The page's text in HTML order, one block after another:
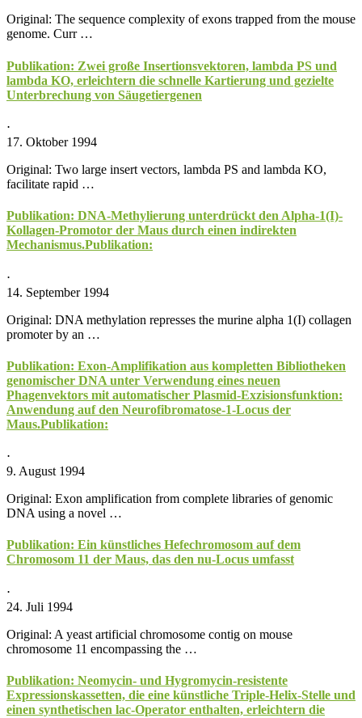
Original: The sequence complexity of exons trapped from the mouse
genome. Curr …
Publikation: Zwei große Insertionsvektoren, lambda PS und
lambda KO, erleichtern die schnelle Kartierung und gezielte
Unterbrechung von Säugetiergenen
⋅
17. Oktober 1994
Original: Two large insert vectors, lambda PS and lambda KO,
facilitate rapid …
Publikation: DNA-Methylierung unterdrückt den Alpha-1(I)-
Kollagen-Promotor der Maus durch einen indirekten
Mechanismus.Publikation:
⋅
14. September 1994
Original: DNA methylation represses the murine alpha 1(I) collagen
promoter by an …
Publikation: Exon-Amplifikation aus kompletten Bibliotheken
genomischer DNA unter Verwendung eines neuen
Phagenvektors mit automatischer Plasmid-Exzisionsfunktion:
Anwendung auf den Neurofibromatose-1-Locus der
Maus.Publikation:
⋅
9. August 1994
Original: Exon amplification from complete libraries of genomic
DNA using a novel …
Publikation: Ein künstliches Hefechromosom auf dem
Chromosom 11 der Maus, das den nu-Locus umfasst
⋅
24. Juli 1994
Original: A yeast artificial chromosome contig on mouse
chromosome 11 encompassing the …
Publikation: Neomycin- und Hygromycin-resistente
Expressionskassetten, die eine künstliche Triple-Helix-Stelle und
einen synthetischen lac-Operator enthalten, erleichtern die